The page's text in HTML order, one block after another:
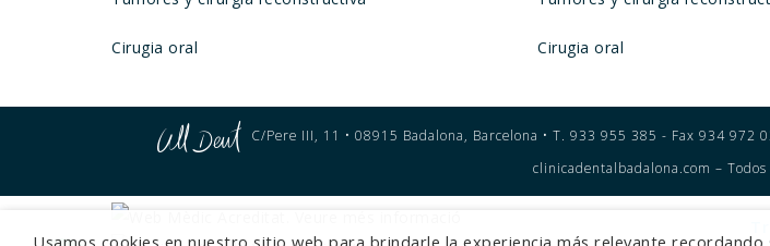
Cirugia oral Cirugia oral
C/Pere III, 11 • 08915 Badalona, Barcelona • T. 933 955 385 - Fax 934 972
clinicadentalbadalona.com – Todos
Usamos cookies en nuestro sitio web para brindarle la experiencia más relevante recordando